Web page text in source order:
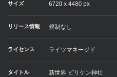
サイズ 6720 x 4480 px
リリース情報 規制なし
ライセンス ライツマネージド
タイトル 新世界 ビリケン神社